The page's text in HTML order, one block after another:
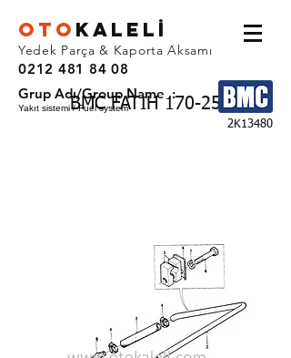
OTO KALEL İ
Yedek Parça & Kaporta Aksamı
0212 481 84 08
BMC FATIH 170-25
Grup Adı/Group Name :
Yakıt sistemi / Fuel system
2K13480